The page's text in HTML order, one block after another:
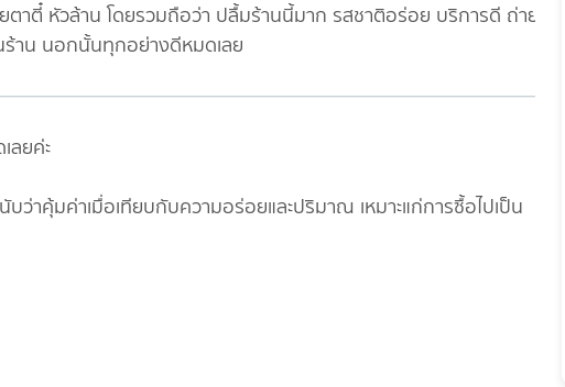
ตาตี๋ หัวล้าน โดยรวมถือว่า ปลื้มร้านนี้มาก รสชาติอร่อย บริการดี ถ่าย
นร้าน นอกนั้นทุกอย่างดีหมดเลย
ลยค่ะ
าคุ้มค่าเมื่อเทียบกับความอร่อยและปริมาณ เหมาะแก่การซื้อไปเป็น